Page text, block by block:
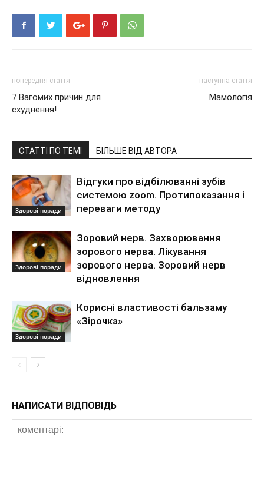
попередня стаття
7 Вагомих причин для
схуднення!
наступна стаття
Мамологія
СТАТТІ ПО ТЕМІ БІЛЬШЕ ВІД АВТОРА
Здорові поради
Відгуки про відбілюванні зубів
системою zoom. Протипоказання і
переваги методу
Здорові поради
Зоровий нерв. Захворювання
зорового нерва. Лікування
зорового нерва. Зоровий нерв
відновлення
Здорові поради
Корисні властивості бальзаму
«Зірочка»
НАПИСАТИ ВІДПОВІДЬ